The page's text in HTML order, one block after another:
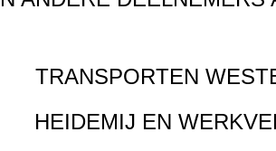
TRANSPORTEN
HEIDEMIJ EN